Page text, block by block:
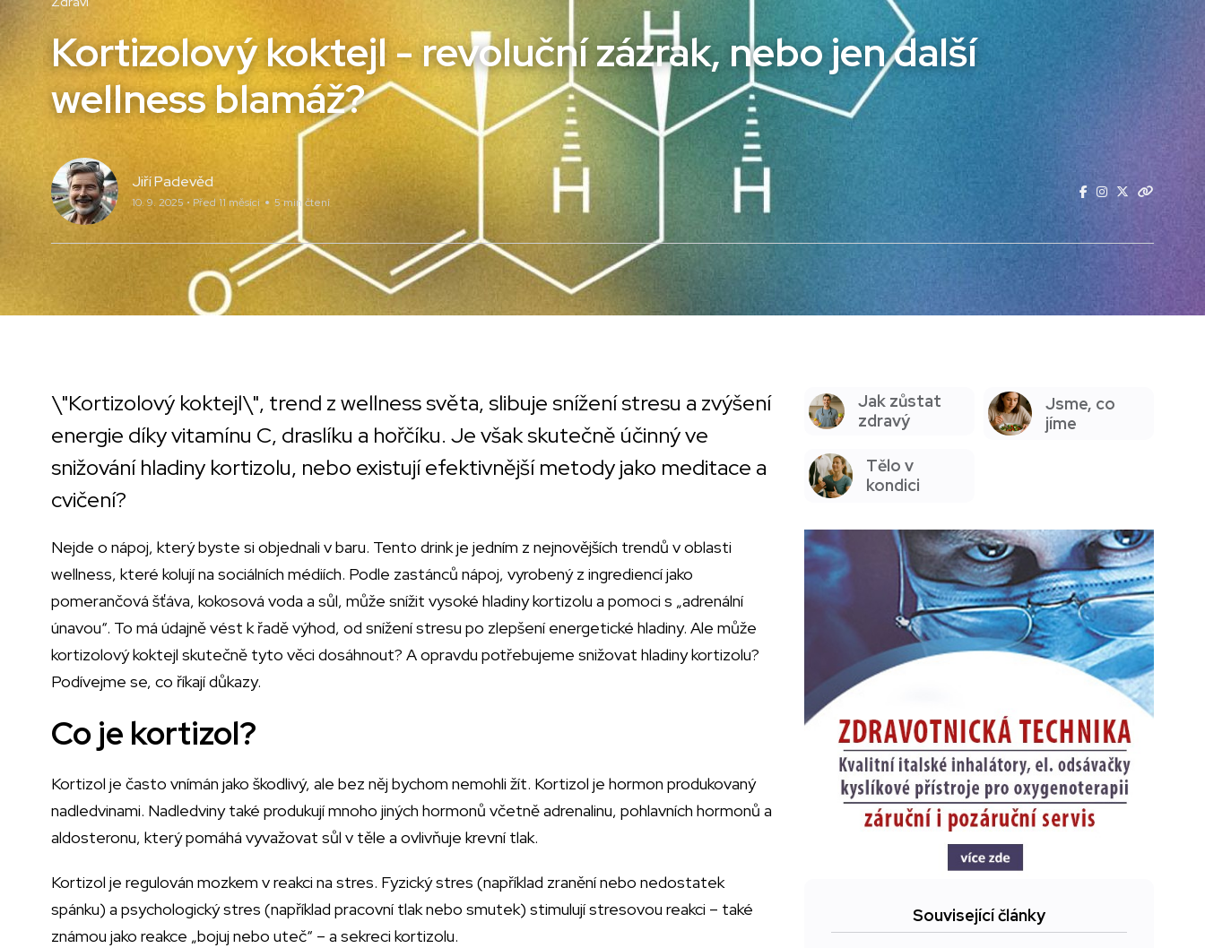
Kortizolový koktejl - revoluční zázrak, nebo jen další
wellness blamáž?
Jiří Padevěd
10. 9. 2025 • Před 11 měsíci 5 min čtení
\"Kortizolový koktejl\", trend z wellness světa, slibuje snížení stresu a zvýšení
energie díky vitamínu C, draslíku a hořčíku. Je však skutečně účinný ve
snižování hladiny kortizolu, nebo existují efektivnější metody jako meditace a
cvičení?
Nejde o nápoj, který byste si objednali v baru. Tento drink je jedním z nejnovějších trendů v oblasti
wellness, které kolují na sociálních médiích. Podle zastánců nápoj, vyrobený z ingrediencí jako
pomerančová šťáva, kokosová voda a sůl, může snížit vysoké hladiny kortizolu a pomoci s „adrenální
únavou“. To má údajně vést k řadě výhod, od snížení stresu po zlepšení energetické hladiny. Ale může
kortizolový koktejl skutečně tyto věci dosáhnout? A opravdu potřebujeme snižovat hladiny kortizolu?
Podívejme se, co říkají důkazy.
Co je kortizol?
Kortizol je často vnímán jako škodlivý, ale bez něj bychom nemohli žít. Kortizol je hormon produkovaný
nadledvinami. Nadledviny také produkují mnoho jiných hormonů včetně adrenalinu, pohlavních hormonů a
aldosteronu, který pomáhá vyvažovat sůl v těle a ovlivňuje krevní tlak.
Kortizol je regulován mozkem v reakci na stres. Fyzický stres (například zranění nebo nedostatek
spánku) a psychologický stres (například pracovní tlak nebo smutek) stimulují stresovou reakci – také
známou jako reakce „bojuj nebo uteč“ – a sekreci kortizolu.
Jak zůstat
zdravý
Jsme, co
jíme
Tělo v
kondici
Související články